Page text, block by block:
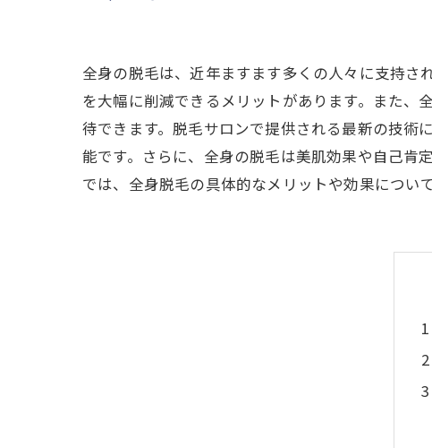
全身の脱毛は、近年ますます多くの人々に支持
を大幅に削減できるメリットがあります。また、
待できます。脱毛サロンで提供される最新の技術
能です。さらに、全身の脱毛は美肌効果や自己肯
では、全身脱毛の具体的なメリットや効果につい